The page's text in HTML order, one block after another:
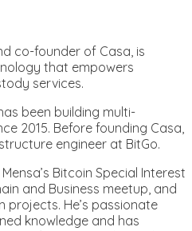
co-founder of Casa, is
that empowers
services.
been building multi-
2015. Before founding Casa,
engineer at BitGo.
Bitcoin Special Interest
and Business meetup, and
projects. He’s passionate
knowledge and has